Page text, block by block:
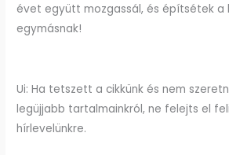
évet együtt mozgassál, és építsétek
egymásnak!
Ui: Ha tetszett a cikkünk és nem
legüjjabb tartalmainkról, ne felejts el
hírlevelünkre.